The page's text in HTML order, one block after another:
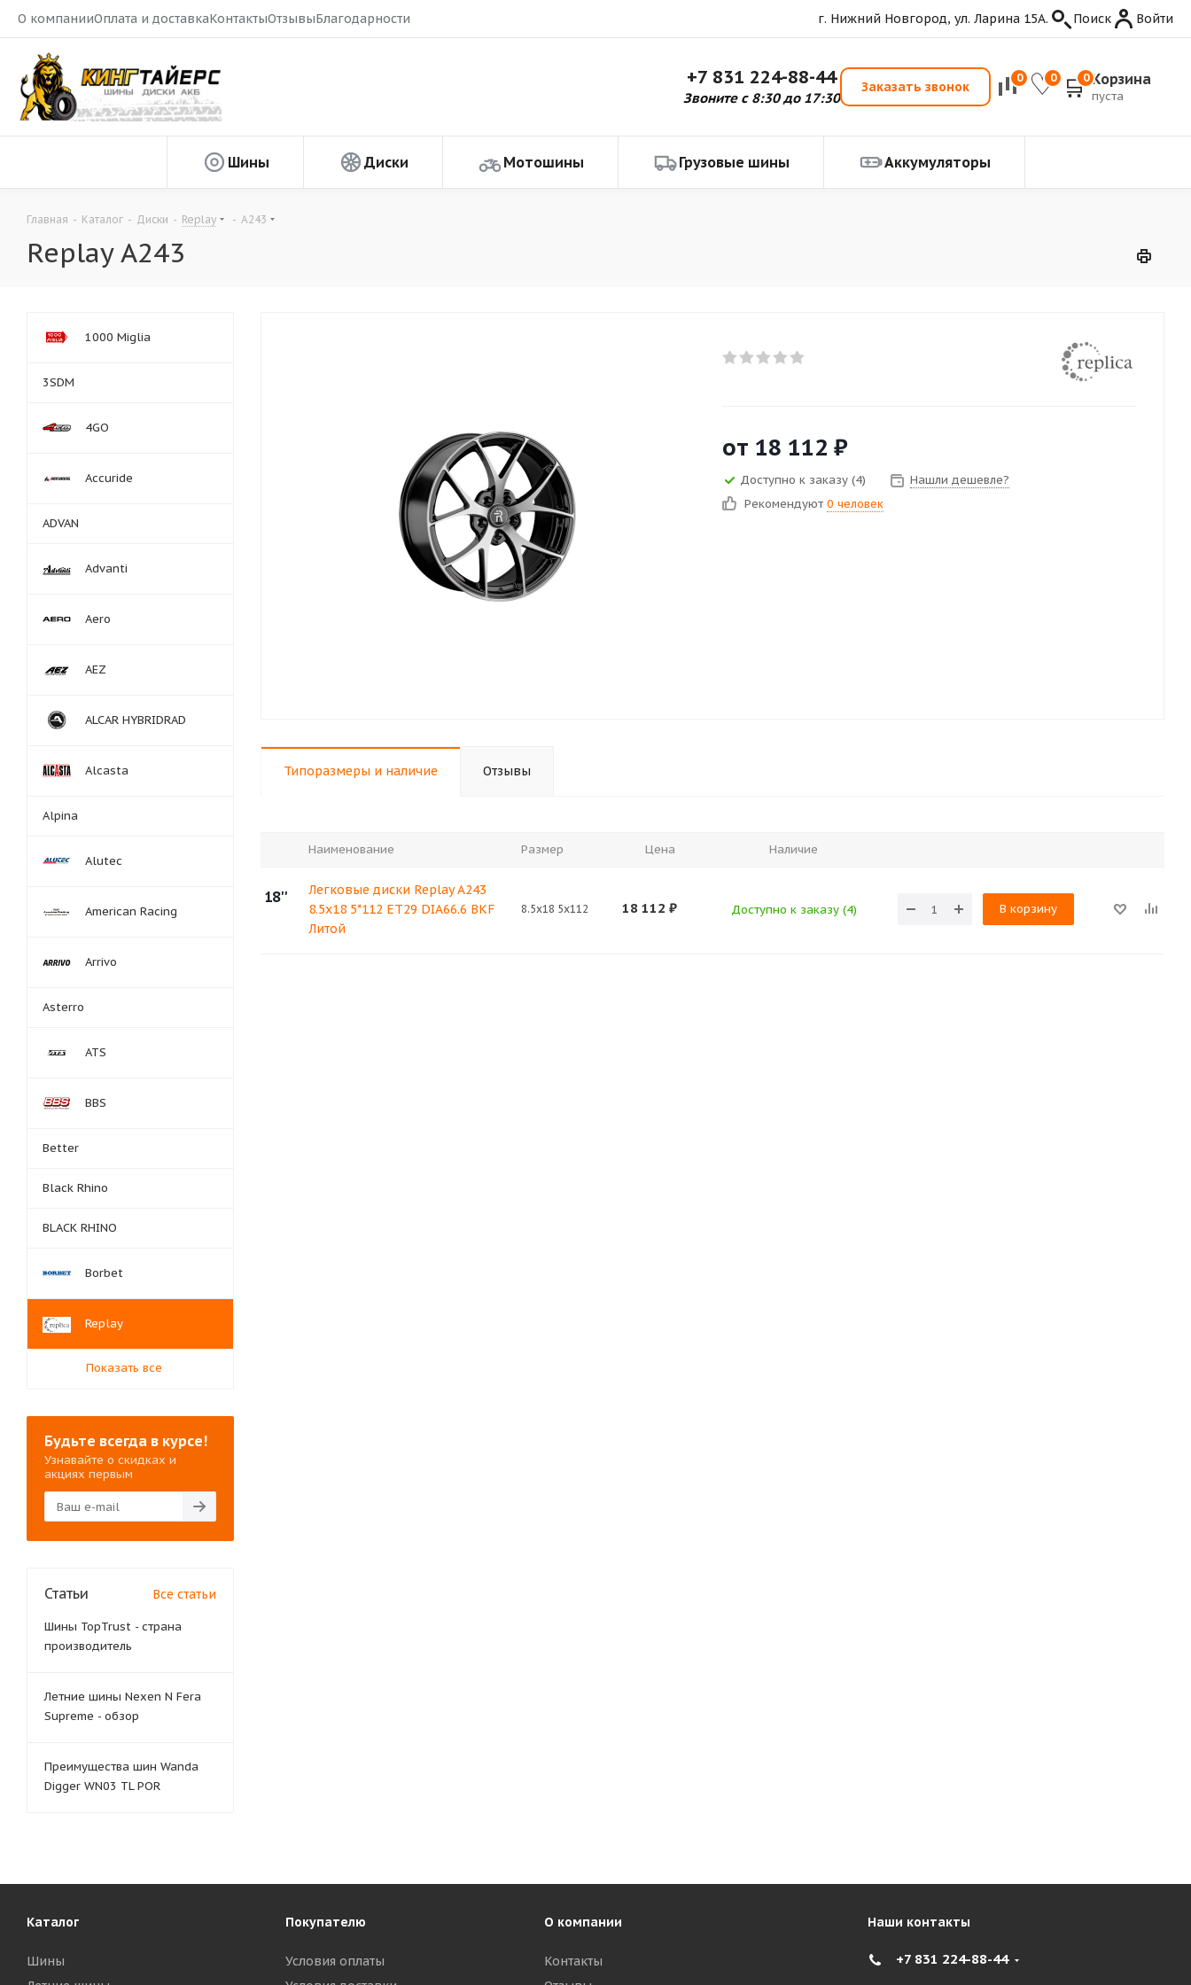
О компанииОплата и доставкаКонтактыОтзывыБлагодарности г. Нижний Новгород, ул. Ларина 15А. Поиск Войти
+7 831 224-88-44
Звоните с 8:30 до 17:30
Заказать звонок
0 0 0 Корзина
пуста
Шины Диски Мотошины Грузовые шины Аккумуляторы
Главная - Каталог - Диски - Replay - A243
Replay A243
от 18 112 ₽
Доступно к заказу (4)
Нашли дешевле?
Рекомендуют 0 человек
Типоразмеры и наличие Отзывы
Наименование Размер Цена Наличие
18''
Легковые диски Replay A243
8.5x18 5*112 ET29 DIA66.6 BKF
Литой
8.5x18 5x112 18 112 ₽ Доступно к заказу (4) В корзину
1000 Miglia
3SDM
4GO
Accuride
ADVAN
Advanti
Aero
AEZ
ALCAR HYBRIDRAD
Alcasta
Alpina
Alutec
American Racing
Arrivo
Asterro
ATS
BBS
Better
Black Rhino
BLACK RHINO
Borbet
Replay
Показать все
Будьте всегда в курсе!
Узнавайте о скидках и
акциях первым
Статьи Все статьи
Шины TopTrust - страна
производитель
Летние шины Nexen N Fera
Supreme - обзор
Преимущества шин Wanda
Digger WN03 TL POR
Каталог
Шины
Покупателю
Условия оплаты
О компании
Контакты
Наши контакты
+7 831 224-88-44